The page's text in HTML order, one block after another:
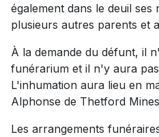
également dans le deuil ses
plusieurs autres parents et
À la demande du défunt, il
funérarium et il n'y aura
L'inhumation aura lieu en
Alphonse de Thetford
Les arrangements